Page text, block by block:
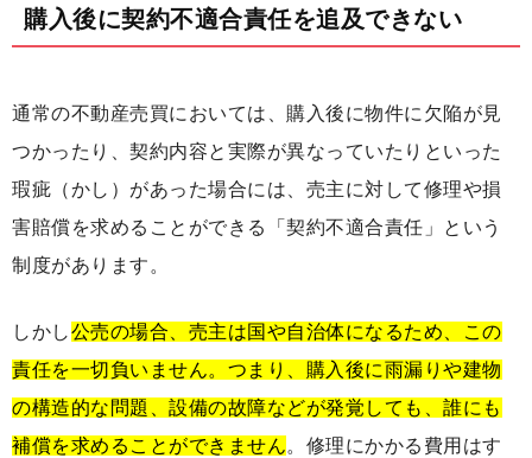
購入後に契約不適合責任を追及できない
通常の不動産売買においては、購入後に物件に欠陥が見
つかったり、契約内容と実際が異なっていたりといった
瑕疵（かし）があった場合には、売主に対して修理や損
害賠償を求めることができる「契約不適合責任」という
制度があります。
しかし公売の場合、売主は国や自治体になるため、この
責任を一切負いません。つまり、購入後に雨漏りや建物
の構造的な問題、設備の故障などが発覚しても、誰にも
補償を求めることができません。修理にかかる費用はす